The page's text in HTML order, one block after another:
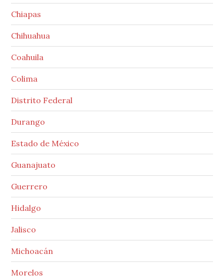
Chiapas
Chihuahua
Coahuila
Colima
Distrito Federal
Durango
Estado de México
Guanajuato
Guerrero
Hidalgo
Jalisco
Michoacán
Morelos